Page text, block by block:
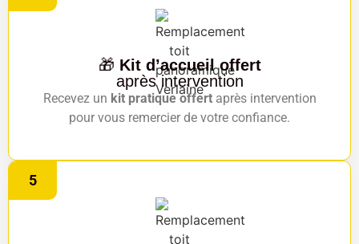
🎁 Kit d’accueil offert
après intervention
Recevez un kit pratique offertaprès intervention
pour vous remercier de votre confiance.
5